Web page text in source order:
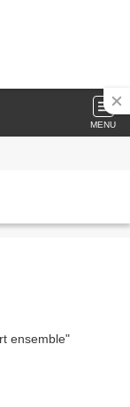
MENU